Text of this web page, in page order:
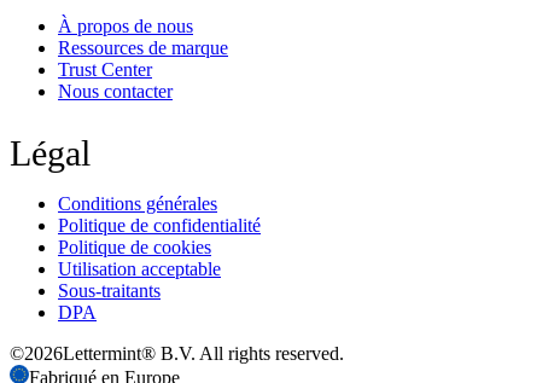
À propos de nous
Ressources de marque
Trust Center
Nous contacter
Légal
Conditions générales
Politique de confidentialité
Politique de cookies
Utilisation acceptable
Sous-traitants
DPA
©2026Lettermint® B.V. All rights reserved.
Fabriqué en Europe